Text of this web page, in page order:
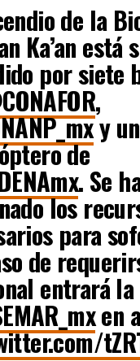
de la
Ka’an está
por siete
,
y un
de
. Se
los
para
de
entrará la
en